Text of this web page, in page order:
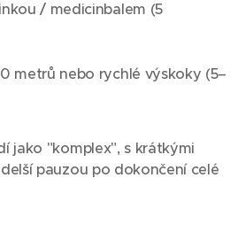
/ medicinbalem (5
metrů nebo rychlé výskoky (5–
jako "komplex", s krátkými
pauzou po dokončení celé